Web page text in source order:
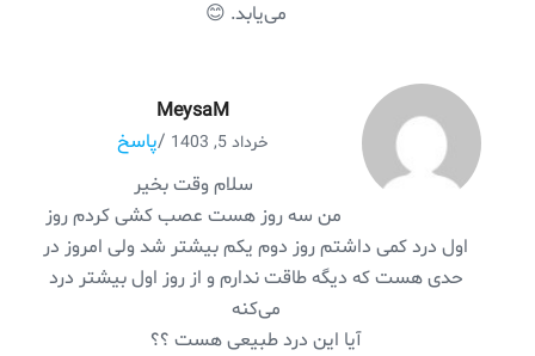
می‌یابد. 😊
MeysaM
خرداد 5, 1403 /پاسخ
سلام وقت بخیر
من سه روز هست عصب کشی کردم روز
اول درد کمی داشتم روز دوم یکم بیشتر شد ولی امروز در
حدی هست که دیگه طاقت ندارم و از روز اول بیشتر درد
می‌کنه
آیا این درد طبیعی هست ؟؟